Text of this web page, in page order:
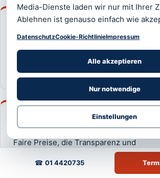
24x7 Support
Rund um die Uhr verfügbar: Unser 24/
bietet zuverlässige Hilfe jederzeit und
Faire Preise, die Transparenz und
Kundenzufriedenheit bei allen
garantieren.
☎ 01 4420735
Media-Dienste laden wir nur mit Ihrer
Ablehnen ist genauso einfach wie
DatenschutzCookie-RichtlinieImpressum
Alle akzeptieren
Nur notwendige
Einstellungen